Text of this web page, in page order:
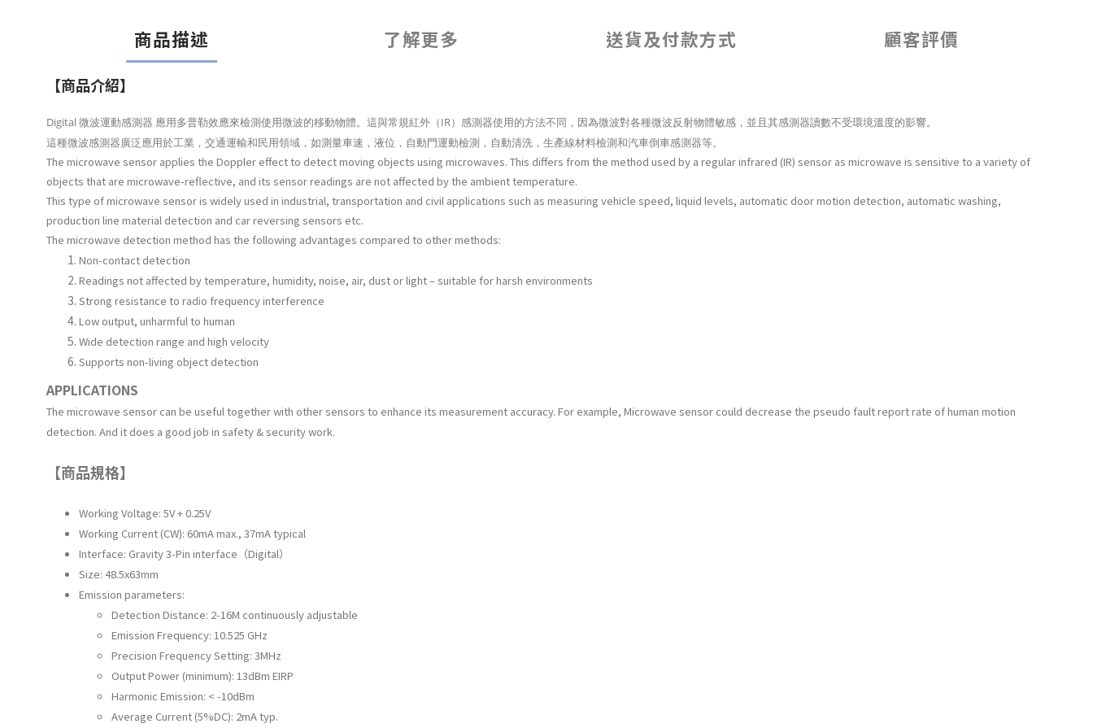
商品描述 了解更多 送貨及付款方式 顧客評價
【商品介紹】
Digital 微波運動感測器 應用多普勒效應來檢測使用微波的移動物體。這與常規紅外（IR） 感測器使用的方法不同，因為微波對各種微波反射物體敏感，並且其感測器讀數不受環境溫度的影響。
這種微波感測器廣泛應用於工業，交通運輸和民用領域，如測量車速，液位，自動門運動檢測，自動清洗，生產線材料檢測和汽車倒車感測器等。
The microwave sensor applies the Doppler effect to detect moving objects using microwaves. This differs from the method used by a regular infrared (IR) sensor as microwave is sensitive to a variety of
objects that are microwave-reflective, and its sensor readings are not affected by the ambient temperature.
This type of microwave sensor is widely used in industrial, transportation and civil applications such as measuring vehicle speed, liquid levels, automatic door motion detection, automatic washing,
production line material detection and car reversing sensors etc.
The microwave detection method has the following advantages compared to other methods:
Non-contact detection
Readings not affected by temperature, humidity, noise, air, dust or light – suitable for harsh environments
Strong resistance to radio frequency interference
Low output, unharmful to human
Wide detection range and high velocity
Supports non-living object detection
APPLICATIONS
The microwave sensor can be useful together with other sensors to enhance its measurement accuracy. For example, Microwave sensor could decrease the pseudo fault report rate of human motion
detection. And it does a good job in safety & security work.
【商品規格】
Working Voltage: 5V + 0.25V
Working Current (CW): 60mA max., 37mA typical
Interface: Gravity 3-Pin interface（Digital）
Size: 48.5x63mm
Emission parameters:
Detection Distance: 2-16M continuously adjustable
Emission Frequency: 10.525 GHz
Precision Frequency Setting: 3MHz
Output Power (minimum): 13dBm EIRP
Harmonic Emission: < -10dBm
Average Current (5%DC): 2mA typ.